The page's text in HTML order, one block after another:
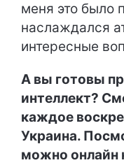
меня это было
наслаждался
интересные
А вы готовы
интеллект?
каждое
Украина.
можно онлайн